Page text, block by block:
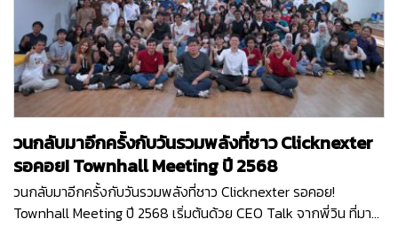
วนกลับมาอีกครั้งกับวันรวมพลังที่ชาว Clicknexter
รอคอย! Townhall Meeting ปี 2568
วนกลับมาอีกครั้งกับวันรวมพลังที่ชาว Clicknexter รอคอย!
Townhall Meeting ปี 2568 เริ่มต้นด้วย CEO Talk จากพี่วิน ที่มา